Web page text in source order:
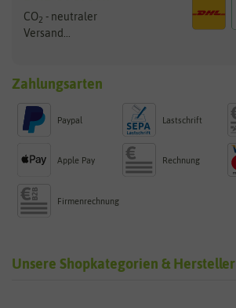
CO2 - neutraler
Versand...
Zahlungsarten
Paypal Lastschrift
Apple Pay Rechnung
Firmenrechnung
Unsere Shopkategorien & Hersteller